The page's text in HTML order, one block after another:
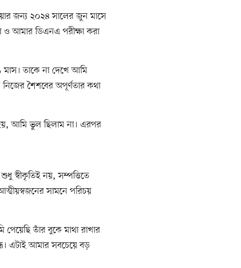
জন্য ২০২৪ সালের জুন মাসে
ও আমার ডিএনএ পরীক্ষা করা
তাকে না দেখে আমি
নিজের শৈশবের অপূর্ণতার কথা
আমি ভুল ছিলাম না। এরপর
স্বীকৃতিই নয়, সম্পত্তিতে
সামনে পরিচয়
তাঁর বুকে মাথা রাখার
এটাই আমার সবচেয়ে বড়